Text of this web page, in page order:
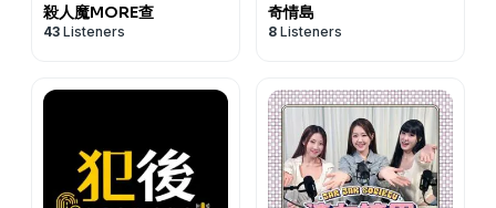
殺人魔MORE查
43 Listeners
奇情島
8 Listeners